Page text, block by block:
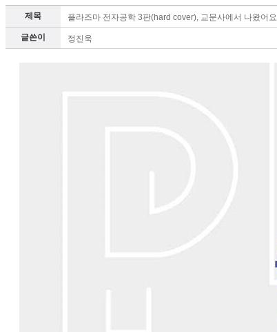
제목 플라즈마 전자공학 3판(hard cover), 교문사에서 나왔어요
글쓴이 정진욱